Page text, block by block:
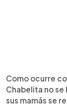
Como ocurre
Chabelita no se
sus mamás se